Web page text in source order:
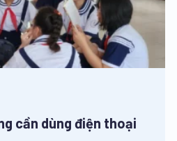
cần dùng điện thoại